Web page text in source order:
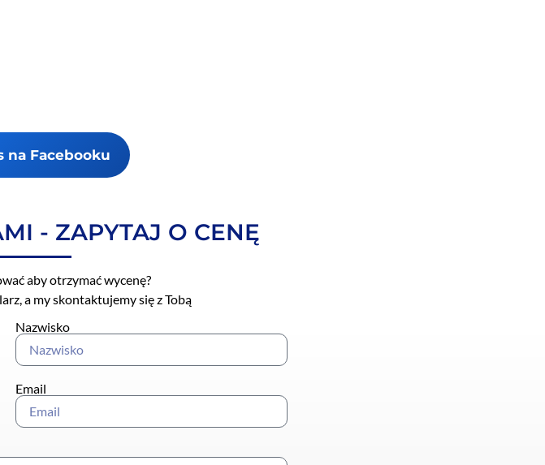
na Facebooku
- ZAPYTAJ O CENĘ
aby otrzymać wycenę?
a my skontaktujemy się z Tobą
Nazwisko
Email